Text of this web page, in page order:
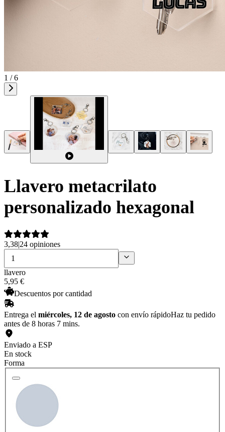
1 / 6
Llavero metacrilato
personalizado hexagonal
3,38|24 opiniones
llavero
5,95 €
Descuentos por cantidad
Entrega el miércoles, 12 de agosto con envío rápidoHaz tu pedido
antes de 8 horas 7 mins.
Enviado a ESP
En stock
Forma